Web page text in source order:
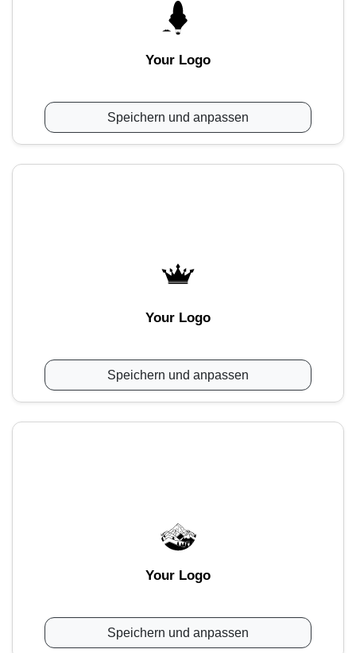
Your Logo
Speichern und anpassen
Your Logo
Speichern und anpassen
Your Logo
Speichern und anpassen